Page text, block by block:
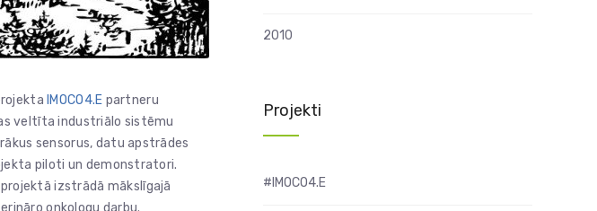
IMOCO4.E partneru
veltīta industriālo sistēmu
sensorus, datu apstrādes
piloti un demonstratori.
projektā izstrādā mākslīgajā
onkologu darbu.
2010
Projekti
#IMOCO4.E